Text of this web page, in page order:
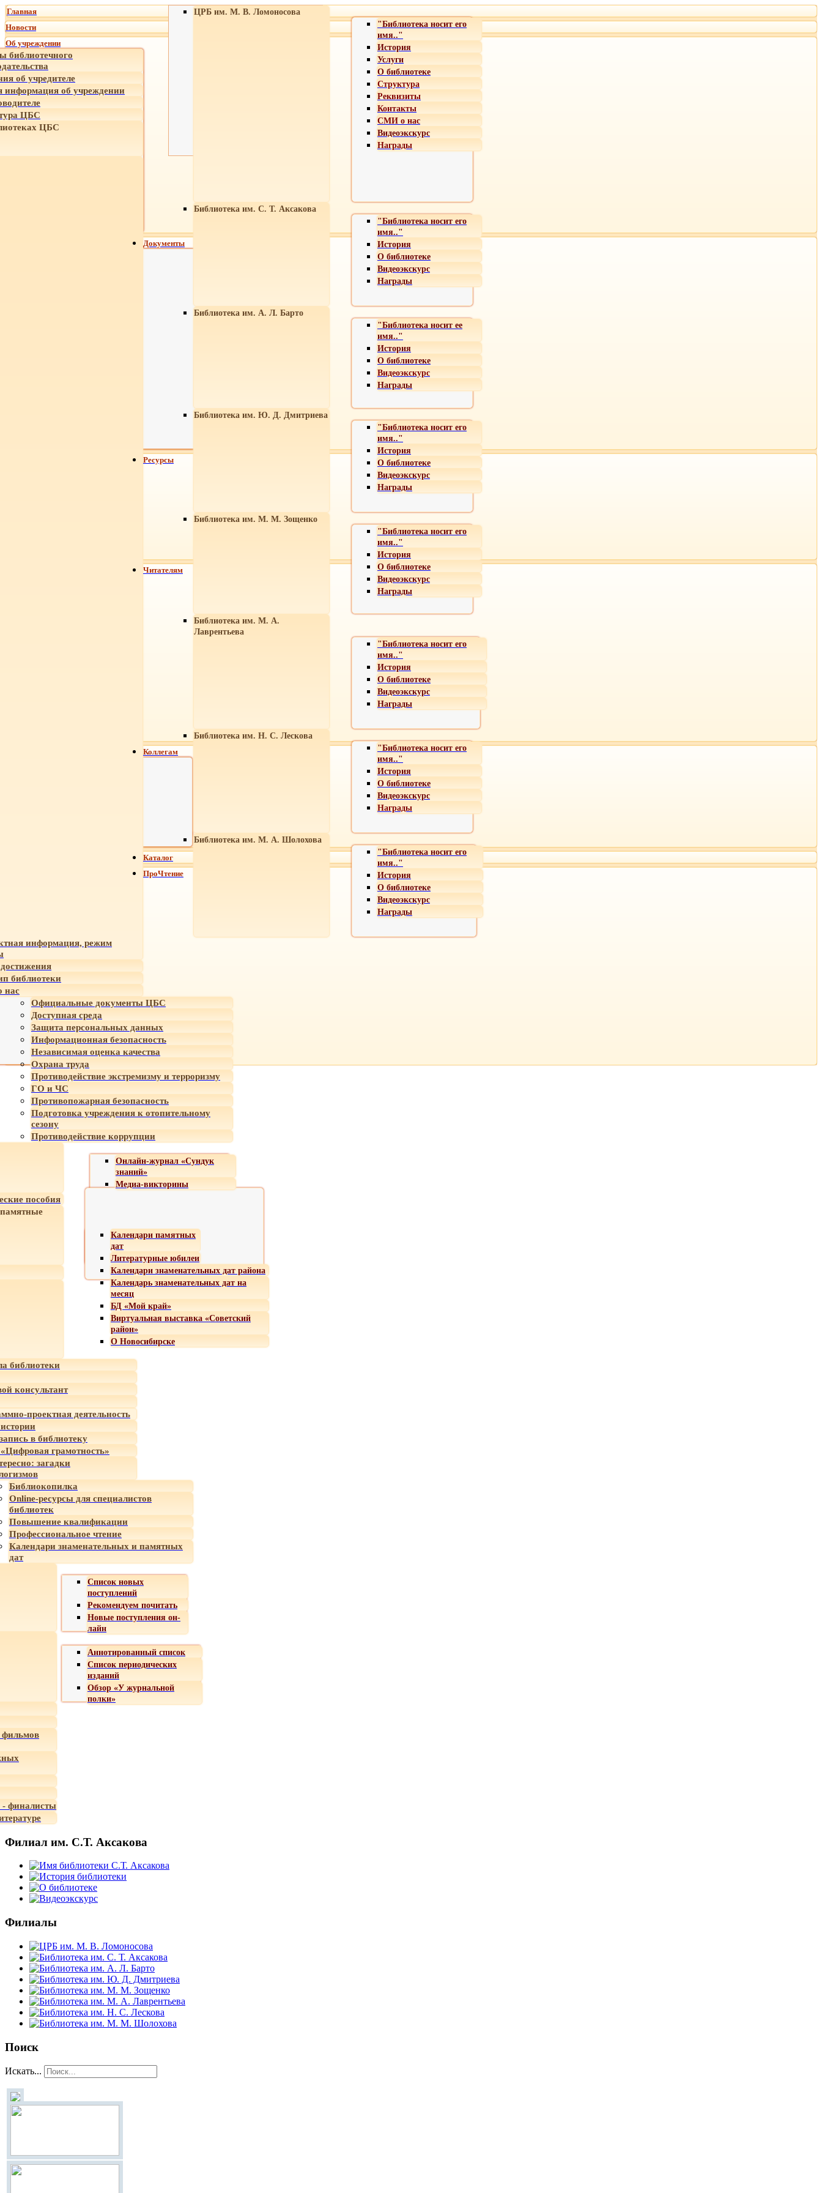
Главная
Новости
Об учреждении
библиотечного
об учредителе
об учреждении
ЦБС
ЦБС
ЦРБ им. М. В. Ломоносова
"Библиотека носит его
имя.."
История
Услуги
О библиотеке
Структура
Реквизиты
Контакты
СМИ о нас
Видеоэкскурс
Награды
Библиотека им. С. Т. Аксакова
"Библиотека носит его
имя.."
История
О библиотеке
Видеоэкскурс
Награды
Библиотека им. А. Л. Барто
"Библиотека носит ее
имя.."
История
О библиотеке
Видеоэкскурс
Награды
Библиотека им. Ю. Д. Дмитриева
"Библиотека носит его
имя.."
История
О библиотеке
Видеоэкскурс
Награды
Библиотека им. М. М. Зощенко
"Библиотека носит его
имя.."
История
О библиотеке
Видеоэкскурс
Награды
Библиотека им. М. А.
Лаврентьева
"Библиотека носит его
имя.."
История
О библиотеке
Видеоэкскурс
Награды
Библиотека им. Н. С. Лескова
"Библиотека носит его
имя.."
История
О библиотеке
Видеоэкскурс
Награды
Библиотека им. М. А. Шолохова
"Библиотека носит его
имя.."
История
О библиотеке
Видеоэкскурс
Награды
информация, режим
библиотеки
нас
Документы
Официальные документы ЦБС
Доступная среда
Защита персональных данных
Информационная безопасность
Независимая оценка качества
Охрана труда
Противодействие экстремизму и терроризму
ГО и ЧС
Противопожарная безопасность
Подготовка учреждения к отопительному
сезону
Противодействие коррупции
Ресурсы
Онлайн-журнал «Сундук
знаний»
Медиа-викторины
пособия
Календари памятных
дат
Литературные юбилеи
Календари знаменательных дат района
Календарь знаменательных дат на
месяц
БД «Мой край»
Виртуальная выставка «Советский
район»
О Новосибирске
Читателям
библиотеки
консультант
проектная деятельность
в библиотеку
грамотность»
загадки
Коллегам
Библиокопилка
Online-ресурсы для специалистов
библиотек
Повышение квалификации
Профессиональное чтение
Календари знаменательных и памятных
дат
Каталог
ПроЧтение
Список новых
поступлений
Рекомендуем почитать
Новые поступления он-
лайн
Аннотированный список
Список периодических
изданий
Обзор «У журнальной
полки»
- финалисты
Филиал им. С.Т. Аксакова
Филиалы
Поиск
Искать...